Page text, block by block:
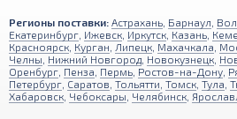
Регионы поставки: Астрахань Барнаул
Екатеринбург Ижевск Иркутск Казань
Красноярск Курган Липецк Махачкала
Челны Нижний Новгород Новокузнецк
Оренбург Пенза Пермь Ростов-на-Дону
Петербург Саратов Тольятти Томск Тула
Хабаровск Чебоксары Челябинск